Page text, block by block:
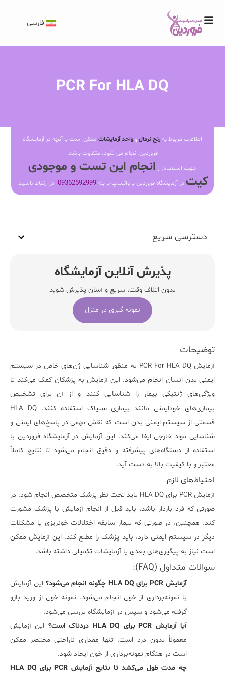
فارسی
PCR For HLA DQ
اطلاعات مربوط بهرنج نرمالو واحد آزمایشات ممکن است با آنچه در آزمایشگاه
فروردین انجام می شود، متفاوت باشد.
جهت استعلام از انجام این تست و موجودی
کیت در آزمایشگاه فروردین با واتساپ یا بله09362592999 در ارتباط باشید.
توضیحات
آزمایشPCR For HLA DQ به منظور شناسایی ژن‌های خاص در سیستم
ایمنی بدن انسان انجام می‌شود. این آزمایش به پزشکان کمک می‌کند تا
ویژگی‌های ژنتیکی بیمار را شناسایی کنند و از آن برای تشخیص
بیماری‌های خودایمنی مانند بیماری سلیاک استفاده کنند. HLA DQ
قسمتی از سیستم ایمنی بدن است که نقش مهمی در پاسخ‌های ایمنی و
شناسایی مواد خارجی ایفا می‌کند. این آزمایش درآزمایشگاه فروردین با
استفاده از دستگاه‌های پیشرفته و دقیق انجام می‌شود تا نتایج کاملاً
معتبر و با کیفیت بالا به دست آید.
احتیاط‌های لازم
آزمایش PCR برای HLA DQ باید تحت نظر پزشک متخصص انجام شود. در
صورتی که فرد باردار باشد، باید قبل از انجام آزمایش با پزشک مشورت
کند. همچنین، در صورتی که بیمار سابقه اختلالات خونریزی یا مشکلات
دیگر در سیستم ایمنی دارد، باید پزشک را مطلع کند. این آزمایش ممکن
است نیاز به پیگیری‌های بعدی یا آزمایشات تکمیلی داشته باشد.
سوالات متداول (FAQ):
آزمایش PCR برای HLA DQ چگونه انجام می‌شود؟
این آزمایش
با نمونه‌برداری از خون انجام می‌شود. نمونه خون از ورید بازو
گرفته می‌شود و سپس در آزمایشگاه بررسی می‌شود.
آیا آزمایش PCR برای HLA DQ دردناک است؟
این آزمایش
معمولاً بدون درد است. تنها مقداری ناراحتی مختصر ممکن
است در هنگام نمونه‌برداری از خون ایجاد شود.
چه مدت طول می‌کشد تا نتایج آزمایش PCR برای HLA DQ
دسترسی سریع
پذیرش آنلاین آزمایشگاه
بدون اتلاف وقت، سریع و آسان پذیرش شوید
نمونه گیری در منزل